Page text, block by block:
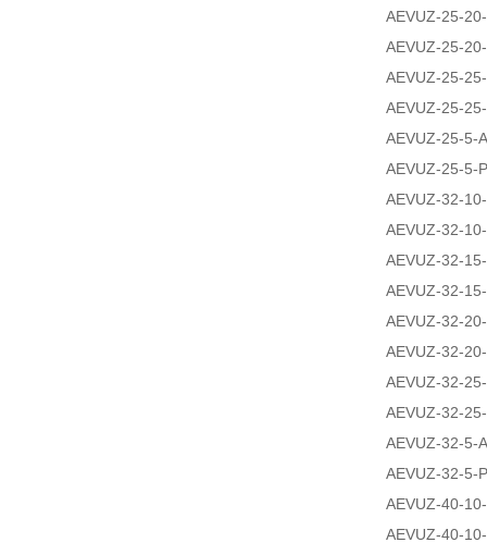
AEVUZ-25-
AEVUZ-25-
AEVUZ-25-
AEVUZ-25-
AEVUZ-25-5-
AEVUZ-25-5-
AEVUZ-32-
AEVUZ-32-
AEVUZ-32-
AEVUZ-32-
AEVUZ-32-
AEVUZ-32-
AEVUZ-32-
AEVUZ-32-
AEVUZ-32-5-
AEVUZ-32-5-
AEVUZ-40-
AEVUZ-40-